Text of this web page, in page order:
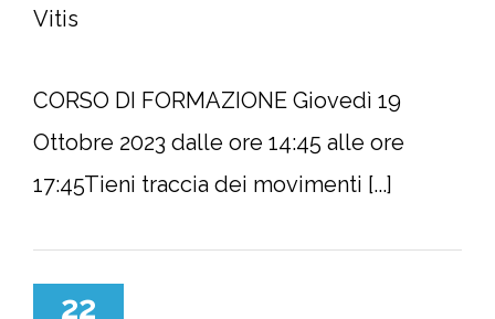
Vitis
CORSO DI FORMAZIONE Giovedì 19
Ottobre 2023 dalle ore 14:45 alle ore
17:45Tieni traccia dei movimenti [...]
22